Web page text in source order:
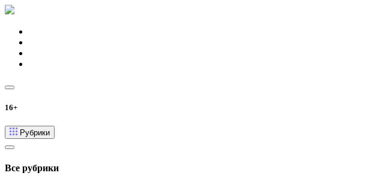
16+
Рубрики
Все рубрики